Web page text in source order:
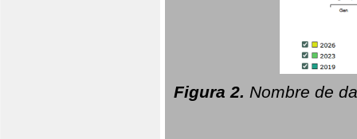
Figura 2. Nombre de